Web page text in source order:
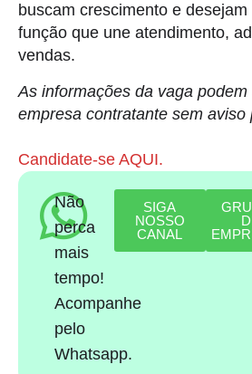
buscam crescimento e
função que une atendimento,
vendas.
As informações da vaga
empresa contratante sem aviso
Candidate-se AQUI.
Não
perca
mais
tempo!
Acompanhe
pelo
Whatsapp.
SIGA
NOSSO
CANAL